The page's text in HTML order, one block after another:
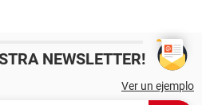
NEWSLETTER!
Ver un ejemplo